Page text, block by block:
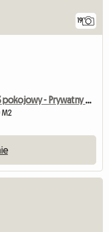
19
Prywatny pokój - Apartament 3 pokojowy - Prywatny parking
M2